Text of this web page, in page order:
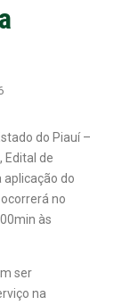
do Piauí –
Edital de
do
no
às
ser
na